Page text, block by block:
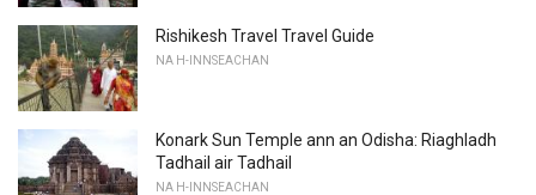
Rishikesh Travel Travel Guide
NA H-INNSEACHAN
Konark Sun Temple ann an Odisha: Riaghladh
Tadhail air Tadhail
NA H-INNSEACHAN